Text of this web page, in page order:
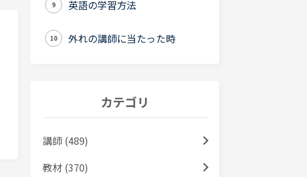
9 英語の学習方法
10 外れの講師に当たった時
カテゴリ
講師 (489)
教材 (370)